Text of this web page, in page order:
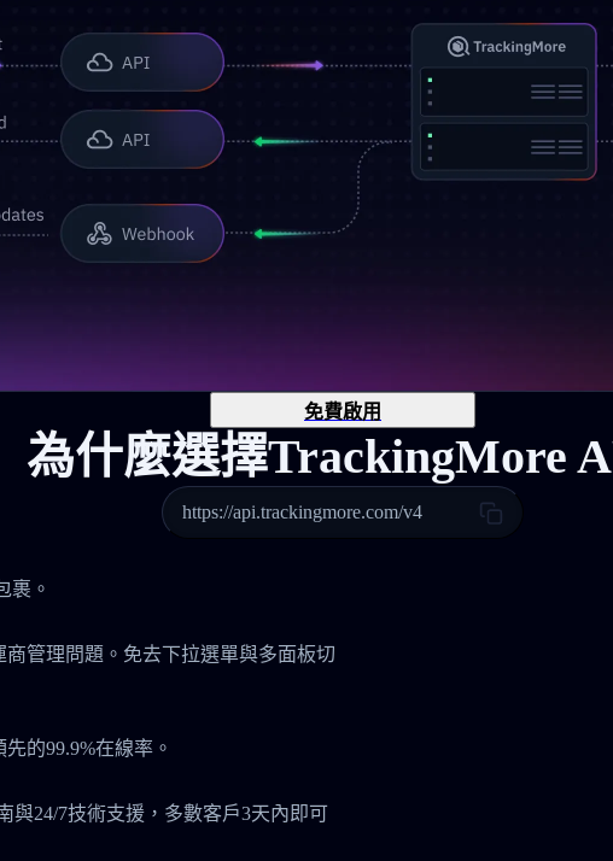
免費啟用
為什麼選擇TrackingMore
https://api.trackingmore.com/v4
裹。
管理問題。免去下拉選單與多面板切
的99.9%在線率。
與24/7技術支援，多數客戶3天內即可